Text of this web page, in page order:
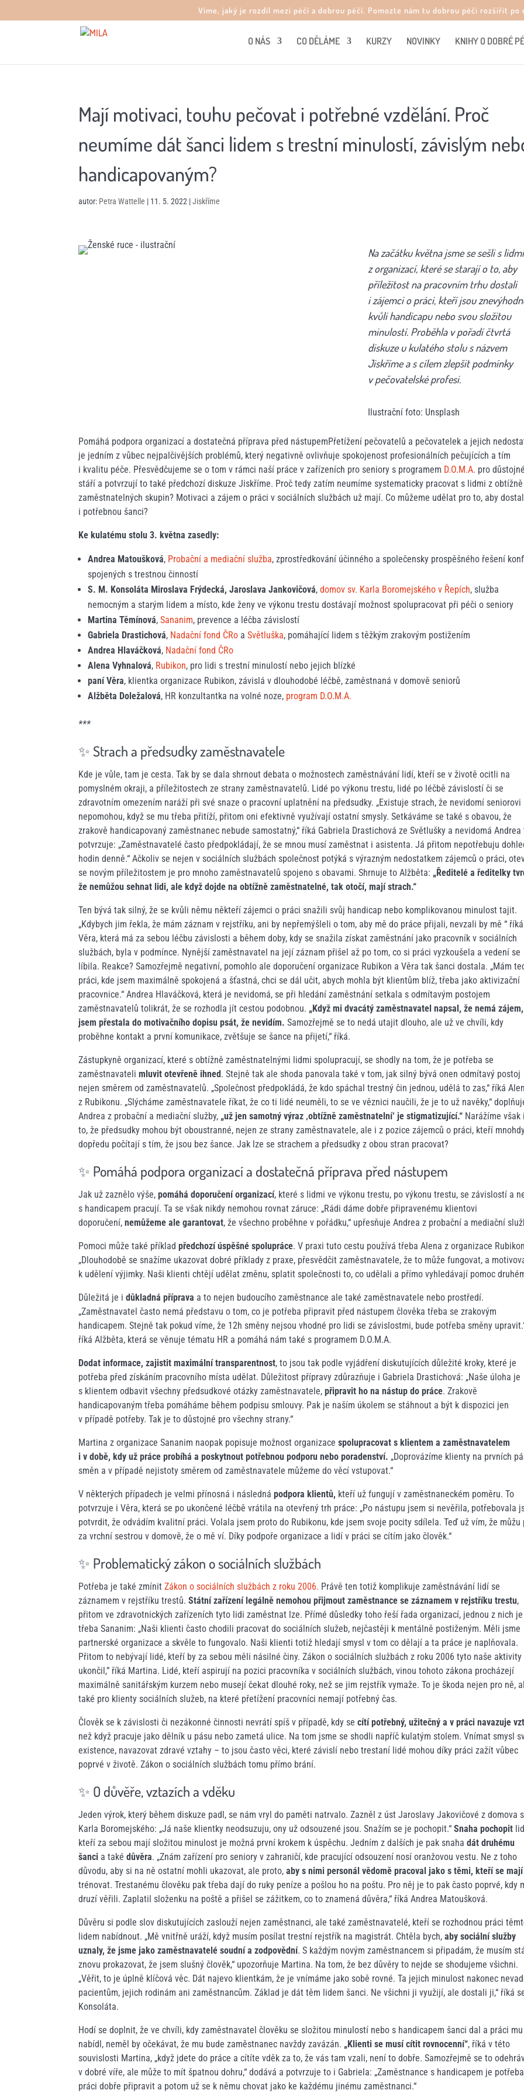
Víme, jaký je rozdíl mezi péčí a dobrou péčí. Pomozte nám tu dobrou péči rozšířit po
O NÁS CO DĚLÁME KURZY NOVINKY KNIHY O DOBRÉ
Mají motivaci, touhu pečovat i potřebné vzdělání. Proč
neumíme dát šanci lidem s trestní minulostí, závislým
handicapovaným?
autor: Petra Wattelle | 11. 5. 2022 |Jiskříme
Na začátku května jsme se sešli s lidmi
z organizací, které se starají o to, aby
příležitost na pracovním trhu dostali
i zájemci o práci, kteří jsou
kvůli handicapu nebo svou složitou
minulostí. Proběhla v pořadí čtvrtá
diskuze u kulatého stolu s názvem
Jiskříme a s cílem zlepšit podmínky
v pečovatelské profesi.
Ilustrační foto: Unsplash
Pomáhá podpora organizací a dostatečná příprava před nástupemPřetížení pečovatelů a pečovatelek a jejich
je jedním z vůbec nejpalčivějších problémů, který negativně ovlivňuje spokojenost profesionálních pečujících a tím
i kvalitu péče. Přesvědčujeme se o tom v rámci naší práce v zařízeních pro seniory s programem D.O.M.A. pro důstojné
stáří a potvrzují to také předchozí diskuze Jiskříme. Proč tedy zatím neumíme systematicky pracovat s lidmi z obtížně
zaměstnatelných skupin? Motivaci a zájem o práci v sociálních službách už mají. Co můžeme udělat pro to, aby
i potřebnou šanci?
Ke kulatému stolu 3. května zasedly:
Andrea Matoušková, Probační a mediační služba, zprostředkování účinného a společensky prospěšného řešení
spojených s trestnou činností
S. M. Konsoláta Miroslava Frýdecká, Jaroslava Jankovičová,domov sv. Karla Boromejského v Řepích, služba
nemocným a starým lidem a místo, kde ženy ve výkonu trestu dostávají možnost spolupracovat při péči o seniory
Martina Těmínová,Sananim, prevence a léčba závislostí
Gabriela Drastichová, Nadační fond ČRo aSvětluška, pomáhající lidem s těžkým zrakovým postižením
Andrea Hlaváčková, Nadační fond ČRo
Alena Vyhnalová, Rubikon, pro lidi s trestní minulostí nebo jejich blízké
paní Věra, klientka organizace Rubikon, závislá v dlouhodobé léčbě, zaměstnaná v domově seniorů
Alžběta Doležalová, HR konzultantka na volné noze, program D.O.M.A.
***
✨ Strach a předsudky zaměstnavatele
Kde je vůle, tam je cesta. Tak by se dala shrnout debata o možnostech zaměstnávání lidí, kteří se v životě ocitli na
pomyslném okraji, a příležitostech ze strany zaměstnavatelů. Lidé po výkonu trestu, lidé po léčbě závislostí či se
zdravotním omezením naráží při své snaze o pracovní uplatnění na předsudky. „Existuje strach, že nevidomí seniorovi
nepomohou, když se mu třeba přitíží, přitom oni efektivně využívají ostatní smysly. Setkáváme se také s obavou, že
zrakově handicapovaný zaměstnanec nebude samostatný,“ říká Gabriela Drastichová ze Světlušky a nevidomá Andrea
potvrzuje: „Zaměstnavatelé často předpokládají, že se mnou musí zaměstnat i asistenta. Já přitom nepotřebuju
hodin denně.“ Ačkoliv se nejen v sociálních službách společnost potýká s výrazným nedostatkem zájemců o práci,
se novým příležitostem je pro mnoho zaměstnavatelů spojeno s obavami. Shrnuje to Alžběta: „Ředitelé a ředitelky
že nemůžou sehnat lidi, ale když dojde na obtížně zaměstnatelné, tak otočí, mají strach.“
Ten bývá tak silný, že se kvůli němu někteří zájemci o práci snažili svůj handicap nebo komplikovanou minulost tajit.
„Kdybych jim řekla, že mám záznam v rejstříku, ani by nepřemýšleli o tom, aby mě do práce přijali, nevzali by mě “ říká
Věra, která má za sebou léčbu závislosti a během doby, kdy se snažila získat zaměstnání jako pracovník v sociálních
službách, byla v podmínce. Nynější zaměstnavatel na její záznam přišel až po tom, co si práci vyzkoušela a vedení se
líbila. Reakce? Samozřejmě negativní, pomohlo ale doporučení organizace Rubikon a Věra tak šanci dostala. „Mám
práci, kde jsem maximálně spokojená a šťastná, chci se dál učit, abych mohla být klientům blíž, třeba jako aktivizační
pracovnice.“ Andrea Hlaváčková, která je nevidomá, se při hledání zaměstnání setkala s odmítavým postojem
zaměstnavatelů tolikrát, že se rozhodla jít cestou podobnou. „Když mi dvacátý zaměstnavatel napsal, že nemá
jsem přestala do motivačního dopisu psát, že nevidím. Samozřejmě se to nedá utajit dlouho, ale už ve chvíli, kdy
proběhne kontakt a první komunikace, zvětšuje se šance na přijetí,“ říká.
Zástupkyně organizací, které s obtížně zaměstnatelnými lidmi spolupracují, se shodly na tom, že je potřeba se
zaměstnavateli mluvit otevřeně ihned. Stejně tak ale shoda panovala také v tom, jak silný bývá onen odmítavý postoj
nejen směrem od zaměstnavatelů. „Společnost předpokládá, že kdo spáchal trestný čin jednou, udělá to zas,“ říká
z Rubikonu. „Slýcháme zaměstnavatele říkat, že co ti lidé neuměli, to se ve věznici naučili, že je to už navěky,“
Andrea z probační a mediační služby, „už jen samotný výraz ‚obtížně zaměstnatelní‘ je stigmatizující.“ Narážíme však
to, že předsudky mohou být oboustranné, nejen ze strany zaměstnavatele, ale i z pozice zájemců o práci, kteří
dopředu počítají s tím, že jsou bez šance. Jak lze se strachem a předsudky z obou stran pracovat?
✨ Pomáhá podpora organizací a dostatečná příprava před nástupem
Jak už zaznělo výše, pomáhá doporučení organizací, které s lidmi ve výkonu trestu, po výkonu trestu, se závislostí a
s handicapem pracují. Ta se však nikdy nemohou rovnat záruce: „Rádi dáme dobře připravenému klientovi
doporučení, nemůžeme ale garantovat, že všechno proběhne v pořádku,“ upřesňuje Andrea z probační a mediační
Pomoci může také příklad předchozí úspěšné spolupráce. V praxi tuto cestu používá třeba Alena z organizace
„Dlouhodobě se snažíme ukazovat dobré příklady z praxe, přesvědčit zaměstnavatele, že to může fungovat, a
k udělení výjimky. Naši klienti chtějí udělat změnu, splatit společnosti to, co udělali a přímo vyhledávají pomoc
Důležitá je i důkladná příprava a to nejen budoucího zaměstnance ale také zaměstnavatele nebo prostředí.
„Zaměstnavatel často nemá představu o tom, co je potřeba připravit před nástupem člověka třeba se zrakovým
handicapem. Stejně tak pokud víme, že 12h směny nejsou vhodné pro lidi se závislostmi, bude potřeba směny
říká Alžběta, která se věnuje tématu HR a pomáhá nám také s programem D.O.M.A.
Dodat informace, zajistit maximální transparentnost, to jsou tak podle vyjádření diskutujících důležité kroky, které je
potřeba před získáním pracovního místa udělat. Důležitost přípravy zdůrazňuje i Gabriela Drastichová: „Naše úloha je
s klientem odbavit všechny předsudkové otázky zaměstnavatele, připravit ho na nástup do práce. Zrakově
handicapovaným třeba pomáháme během podpisu smlouvy. Pak je naším úkolem se stáhnout a být k dispozici jen
v případě potřeby. Tak je to důstojné pro všechny strany.“
Martina z organizace Sananim naopak popisuje možnost organizace spolupracovat s klientem a zaměstnavatelem
i v době, kdy už práce probíhá a poskytnout potřebnou podporu nebo poradenství. „Doprovázíme klienty na prvních
směn a v případě nejistoty směrem od zaměstnavatele můžeme do věcí vstupovat.“
V některých případech je velmi přínosná i následná podpora klientů, kteří už fungují v zaměstnaneckém poměru. To
potvrzuje i Věra, která se po ukončené léčbě vrátila na otevřený trh práce: „Po nástupu jsem si nevěřila, potřebovala
potvrdit, že odvádím kvalitní práci. Volala jsem proto do Rubikonu, kde jsem svoje pocity sdílela. Teď už vím, že
za vrchní sestrou v domově, že o mě ví. Díky podpoře organizace a lidí v práci se cítím jako člověk.“
✨ Problematický zákon o sociálních službách
Potřeba je také zmínit Zákon o sociálních službách z roku 2006. Právě ten totiž komplikuje zaměstnávání lidí se
záznamem v rejstříku trestů. Státní zařízení legálně nemohou přijmout zaměstnance se záznamem v rejstříku trestu,
přitom ve zdravotnických zařízeních tyto lidi zaměstnat lze. Přímé důsledky toho řeší řada organizací, jednou z nich je
třeba Sananim: „Naši klienti často chodili pracovat do sociálních služeb, nejčastěji k mentálně postiženým. Měli jsme
partnerské organizace a skvěle to fungovalo. Naši klienti totiž hledají smysl v tom co dělají a ta práce je naplňovala.
Přitom to nebývají lidé, kteří by za sebou měli násilné činy. Zákon o sociálních službách z roku 2006 tyto naše aktivity
ukončil,” říká Martina. Lidé, kteří aspirují na pozici pracovníka v sociálních službách, vinou tohoto zákona procházejí
maximálně sanitářským kurzem nebo musejí čekat dlouhé roky, než se jim rejstřík vymaže. To je škoda nejen pro ně,
také pro klienty sociálních služeb, na které přetížení pracovníci nemají potřebný čas.
Člověk se k závislosti či nezákonné činnosti nevrátí spíš v případě, kdy se cítí potřebný, užitečný a v práci navazuje
než když pracuje jako dělník u pásu nebo zametá ulice. Na tom jsme se shodli napříč kulatým stolem. Vnímat smysl
existence, navazovat zdravé vztahy –⁠ to jsou často věci, které závislí nebo trestaní lidé mohou díky práci zažít vůbec
poprvé v životě. Zákon o sociálních službách tomu přímo brání.
✨ O důvěře, vztazích a vděku
Jeden výrok, který během diskuze padl, se nám vryl do paměti natrvalo. Zazněl z úst Jaroslavy Jakovičové z domova
Karla Boromejského: „Já naše klientky neodsuzuju, ony už odsouzené jsou. Snažím se je pochopit.“ Snaha pochopit
kteří za sebou mají složitou minulost je možná první krokem k úspěchu. Jedním z dalších je pak snaha dát druhému
šanci a také důvěra. „Znám zařízení pro seniory v zahraničí, kde pracující odsouzení nosí oranžovou vestu. Ne z toho
důvodu, aby si na ně ostatní mohli ukazovat, ale proto, aby s nimi personál vědomě pracoval jako s těmi, kteří se
trénovat. Trestanému člověku pak třeba dají do ruky peníze a pošlou ho na poštu. Pro něj je to pak často poprvé, kdy
druzí věřili. Zaplatil složenku na poště a přišel se zážitkem, co to znamená důvěra,“ říká Andrea Matoušková.
Důvěru si podle slov diskutujících zaslouží nejen zaměstnanci, ale také zaměstnavatelé, kteří se rozhodnou práci
lidem nabídnout. „Mě vnitřně uráží, když musím posílat trestní rejstřík na magistrát. Chtěla bych, aby sociální služby
uznaly, že jsme jako zaměstnavatelé soudní a zodpovědní. S každým novým zaměstnancem si připadám, že musím
znovu prokazovat, že jsem slušný člověk,“ upozorňuje Martina. Na tom, že bez důvěry to nejde se shodujeme všichni.
„Věřit, to je úplně klíčová věc. Dát najevo klientkám, že je vnímáme jako sobě rovné. Ta jejich minulost nakonec
pacientům, jejich rodinám ani zaměstnancům. Základ je dát těm lidem šanci. Ne všichni ji využijí, ale dostali ji,“ říká
Konsoláta.
Hodí se doplnit, že ve chvíli, kdy zaměstnavatel člověku se složitou minulostí nebo s handicapem šanci dal a práci mu
nabídl, neměl by očekávat, že mu bude zaměstnanec navždy zavázán. „Klienti se musí cítit rovnocenní“, říká v této
souvislosti Martina, „když jdete do práce a cítíte vděk za to, že vás tam vzali, není to dobře. Samozřejmě se to
v dobré víře, ale může to mít špatnou dohru,“ dodává a potvrzuje to i Gabriela: „Zaměstnance s handicapem je
práci dobře připravit a potom už se k němu chovat jako ke každému jinému zaměstnanci.“